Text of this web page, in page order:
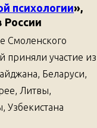
психологии»,
России
Смоленского
приняли участие из
Беларуси,
Литвы,